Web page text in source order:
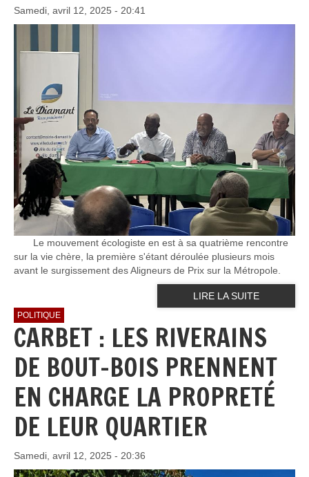
Samedi, avril 12, 2025 - 20:41
Le mouvement écologiste en est à sa quatrième rencontre
sur la vie chère, la première s'étant déroulée plusieurs mois
avant le surgissement des Aligneurs de Prix sur la Métropole.
LIRE LA SUITE
POLITIQUE
CARBET : LES RIVERAINS
DE BOUT-BOIS PRENNENT
EN CHARGE LA PROPRETÉ
DE LEUR QUARTIER
Samedi, avril 12, 2025 - 20:36